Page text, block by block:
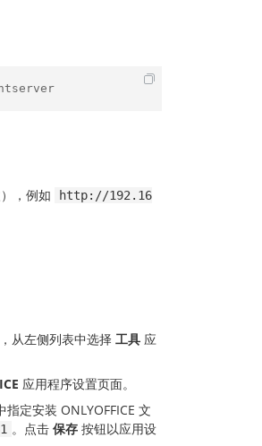
，例如
http://192.16
从左侧列表中选择 工具 应
应用程序设置页面。
指定安装 ONLYOFFICE 文
。点击 保存 按钮以应用设